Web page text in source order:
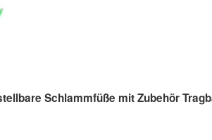
Schlammfüße mit Zubehör